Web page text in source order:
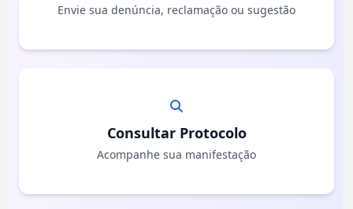
Envie sua denúncia, reclamação ou sugestão
Consultar Protocolo
Acompanhe sua manifestação